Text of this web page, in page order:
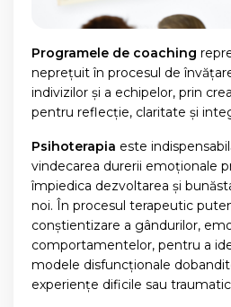
Programele de coaching
neprețuit în procesul de
indivizilor și a echipelor, prin
pentru reflecție, claritate și
Psihoterapia este
vindecarea durerii emoționale
împiedica dezvoltarea și
noi. În procesul terapeutic
conștientizare a gândurilor,
comportamentelor, pentru a
modele disfuncționale
experiențe dificile sau